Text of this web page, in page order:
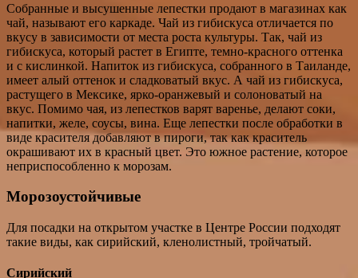
Собранные и высушенные лепестки продают в магазинах как
чай, называют его каркаде. Чай из гибискуса отличается по
вкусу в зависимости от места роста культуры. Так, чай из
гибискуса, который растет в Египте, темно-красного оттенка
и с кислинкой. Напиток из гибискуса, собранного в Таиланде,
имеет алый оттенок и сладковатый вкус. А чай из гибискуса,
растущего в Мексике, ярко-оранжевый и солоноватый на
вкус. Помимо чая, из лепестков варят варенье, делают соки,
напитки, желе, соусы, вина. Еще лепестки после обработки в
виде красителя добавляют в пироги, так как краситель
окрашивают их в красный цвет. Это южное растение, которое
неприспособленно к морозам.
Морозоустойчивые
Для посадки на открытом участке в Центре России подходят
такие виды, как сирийский, кленолистный, тройчатый.
Сирийский